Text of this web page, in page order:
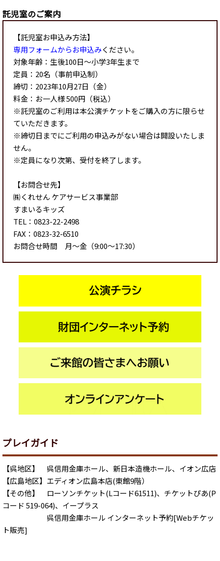
託児室のご案内
【託児室お申込み方法】
専用フォームからお申込みください。
対象年齢：生後100日～小学3年生まで
定員：20名（事前申込制）
締切：2023年10月27日（金）
料金：お一人様 500円（税込）
※託児室のご利用は本公演チケットをご購入の方に限らせ
ていただきます。
※締切日までにご利用の申込みがない場合は開設いたしま
せん。
※定員になり次第、受付を終了します。
【お問合せ先】
㈱くれせん ケアサービス事業部
すまいるキッズ
TEL：0823-22-2498
FAX：0823-32-6510
お問合せ時間 月～金（9:00～17:30）
プレイガイド
【呉地区】 呉信用金庫ホール、新日本造機ホール、イオン広店
【広島地区】エディオン広島本店(東館9階）
【その他】 ローソンチケット(Lコード61511)、チケットぴあ(P
コード 519-064)、イープラス
呉信用金庫ホール インターネット予約[Webチケッ
ト販売]